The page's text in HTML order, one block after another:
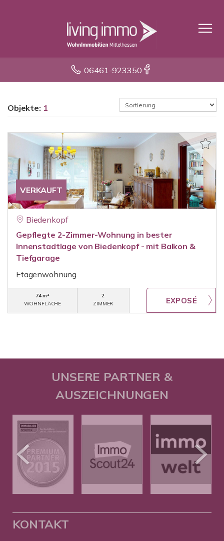
06461-923350
Objekte: 1
VERKAUFT
Biedenkopf
Gepflegte 2-Zimmer-Wohnung in bester
Innenstadtlage von Biedenkopf - mit Balkon &
Tiefgarage
Etagenwohnung
74 m²
WOHNFLÄCHE
2
ZIMMER
UNSERE PARTNER &
AUSZEICHNUNGEN
KONTAKT